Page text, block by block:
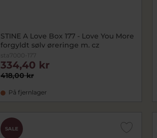
STINE A Love Box 177 - Love You More
forgyldt sølv øreringe m. cz
sta7000-177
418,00 kr
334,40 kr
På fjernlager
SALE